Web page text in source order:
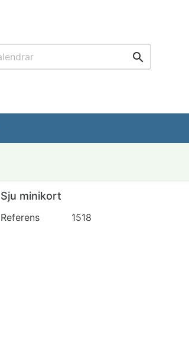

Sju minikort
Referens 1518